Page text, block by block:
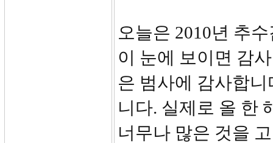
오늘은 2010년 추
이 눈에 보이면 감
은 범사에 감사합
니다. 실제로 올 한
너무나 많은 것을